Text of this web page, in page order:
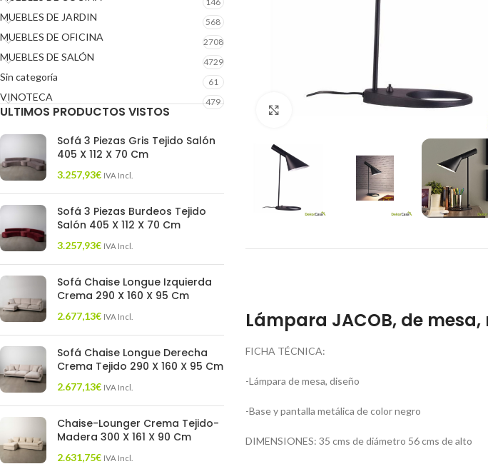
MUEBLES DE JARDIN 568
MUEBLES DE OFICINA 2708
MUEBLES DE SALÓN 4729
Sin categoría 61
VINOTECA 479
ULTIMOS PRODUCTOS VISTOS
Sofá 3 Piezas Gris Tejido Salón
405 X 112 X 70 Cm
3.257,93€ IVA Incl.
Sofá 3 Piezas Burdeos Tejido
Salón 405 X 112 X 70 Cm
3.257,93€ IVA Incl.
Sofá Chaise Longue Izquierda
Crema 290 X 160 X 95 Cm
2.677,13€ IVA Incl.
Sofá Chaise Longue Derecha
Crema Tejido 290 X 160 X 95 Cm
2.677,13€ IVA Incl.
Chaise-Lounger Crema Tejido-
Madera 300 X 161 X 90 Cm
2.631,75€ IVA Incl.
Lámpara JACOB, de mesa,
FICHA TÉCNICA:
-Lámpara de mesa, diseño
-Base y pantalla metálica de color negro
DIMENSIONES: 35 cms de diámetro 56 cms de alto